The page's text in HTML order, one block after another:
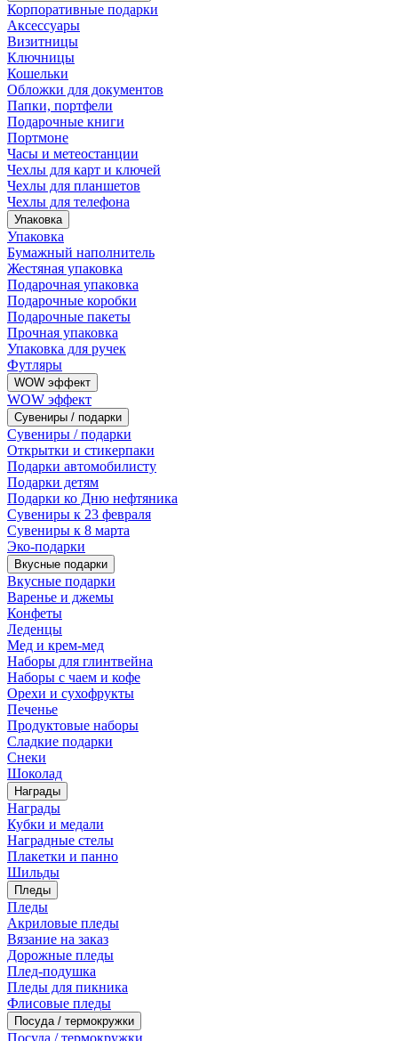
Корпоративные подарки
Аксессуары
Визитницы
Ключницы
Кошельки
Обложки для документов
Папки, портфели
Подарочные книги
Портмоне
Часы и метеостанции
Чехлы для карт и ключей
Чехлы для планшетов
Чехлы для телефона
Упаковка
Упаковка
Бумажный наполнитель
Жестяная упаковка
Подарочная упаковка
Подарочные коробки
Подарочные пакеты
Прочная упаковка
Упаковка для ручек
Футляры
WOW эффект
WOW эффект
Сувениры / подарки
Сувениры / подарки
Открытки и стикерпаки
Подарки автомобилисту
Подарки детям
Подарки ко Дню нефтяника
Сувениры к 23 февраля
Сувениры к 8 марта
Эко-подарки
Вкусные подарки
Вкусные подарки
Варенье и джемы
Конфеты
Леденцы
Мед и крем-мед
Наборы для глинтвейна
Наборы с чаем и кофе
Орехи и сухофрукты
Печенье
Продуктовые наборы
Сладкие подарки
Снеки
Шоколад
Награды
Награды
Кубки и медали
Наградные стелы
Плакетки и панно
Шильды
Пледы
Пледы
Акриловые пледы
Вязание на заказ
Дорожные пледы
Плед-подушка
Пледы для пикника
Флисовые пледы
Посуда / термокружки
Посуда / термокружки